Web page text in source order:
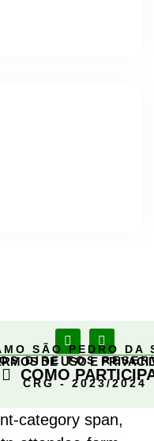
SÃO PEDRO DA
DIREITOS
CRG - 2023/2024
DE USO E
COMO
category span,